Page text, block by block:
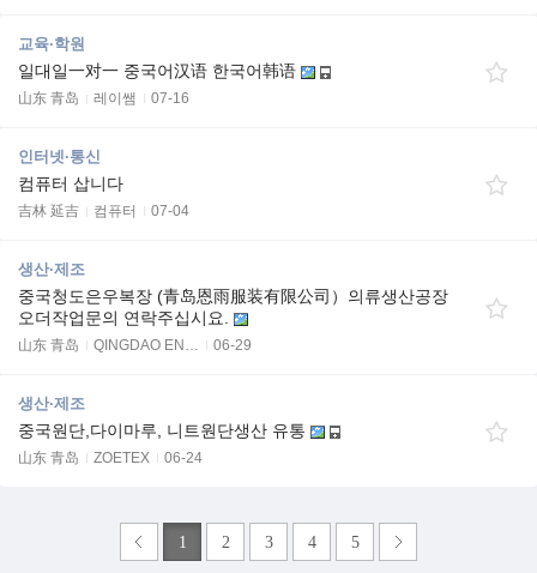
교육·학원
일대일一对一 중국어汉语 한국어韩语
山东 青岛 레이쌤 07-16
인터넷·통신
컴퓨터 삽니다
吉林 延吉 컴퓨터 07-04
생산·제조
중국청도은우복장 (青岛恩雨服装有限公司）의류생산공장
오더작업문의 연락주십시요.
山东 青岛 QINGDAO EN… 06-29
생산·제조
중국원단,다이마루, 니트원단생산 유통
山东 青岛 ZOETEX 06-24
1 2 3 4 5